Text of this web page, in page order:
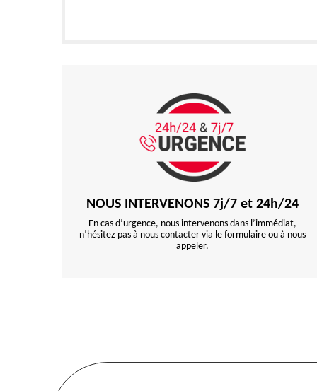
NOUS INTERVENONS 7j/7 et 24h/24
En cas d’urgence, nous intervenons dans l’immédiat,
n’hésitez pas à nous contacter via le formulaire ou à nous
appeler.